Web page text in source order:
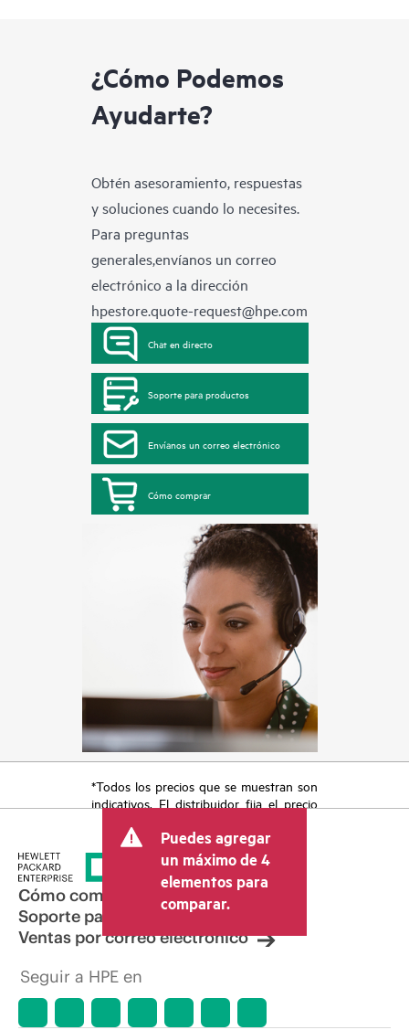
¿Cómo Podemos
Ayudarte?
Obtén asesoramiento, respuestas
y soluciones cuando lo necesites.
Para preguntas
generales,envíanos un correo
electrónico a la dirección
hpestore.quote-request@hpe.com
Chat en directo
Soporte para productos
Envíanos un correo electrónico
Cómo comprar
*Todos los precios que se muestran son
indicativos. El distribuidor fija el precio
otros conceptos, como los impuestos a
la venta, el IVA y el envío. El precio de la
transacción que establece el distribuidor
puede variar con respecto a otros
distribuidores y al precio indicativo
mostrado. El precio indicativo puede
incluir ofertas promocionales por tiempo
hacer ajustes de precios en cualquier
momento por motivos que incluyen, a
Puedes agregar
un máximo de 4
elementos para
comparar.
Cómo comprar
Soporte para productos
Ventas por correo electrónico
Seguir a HPE en